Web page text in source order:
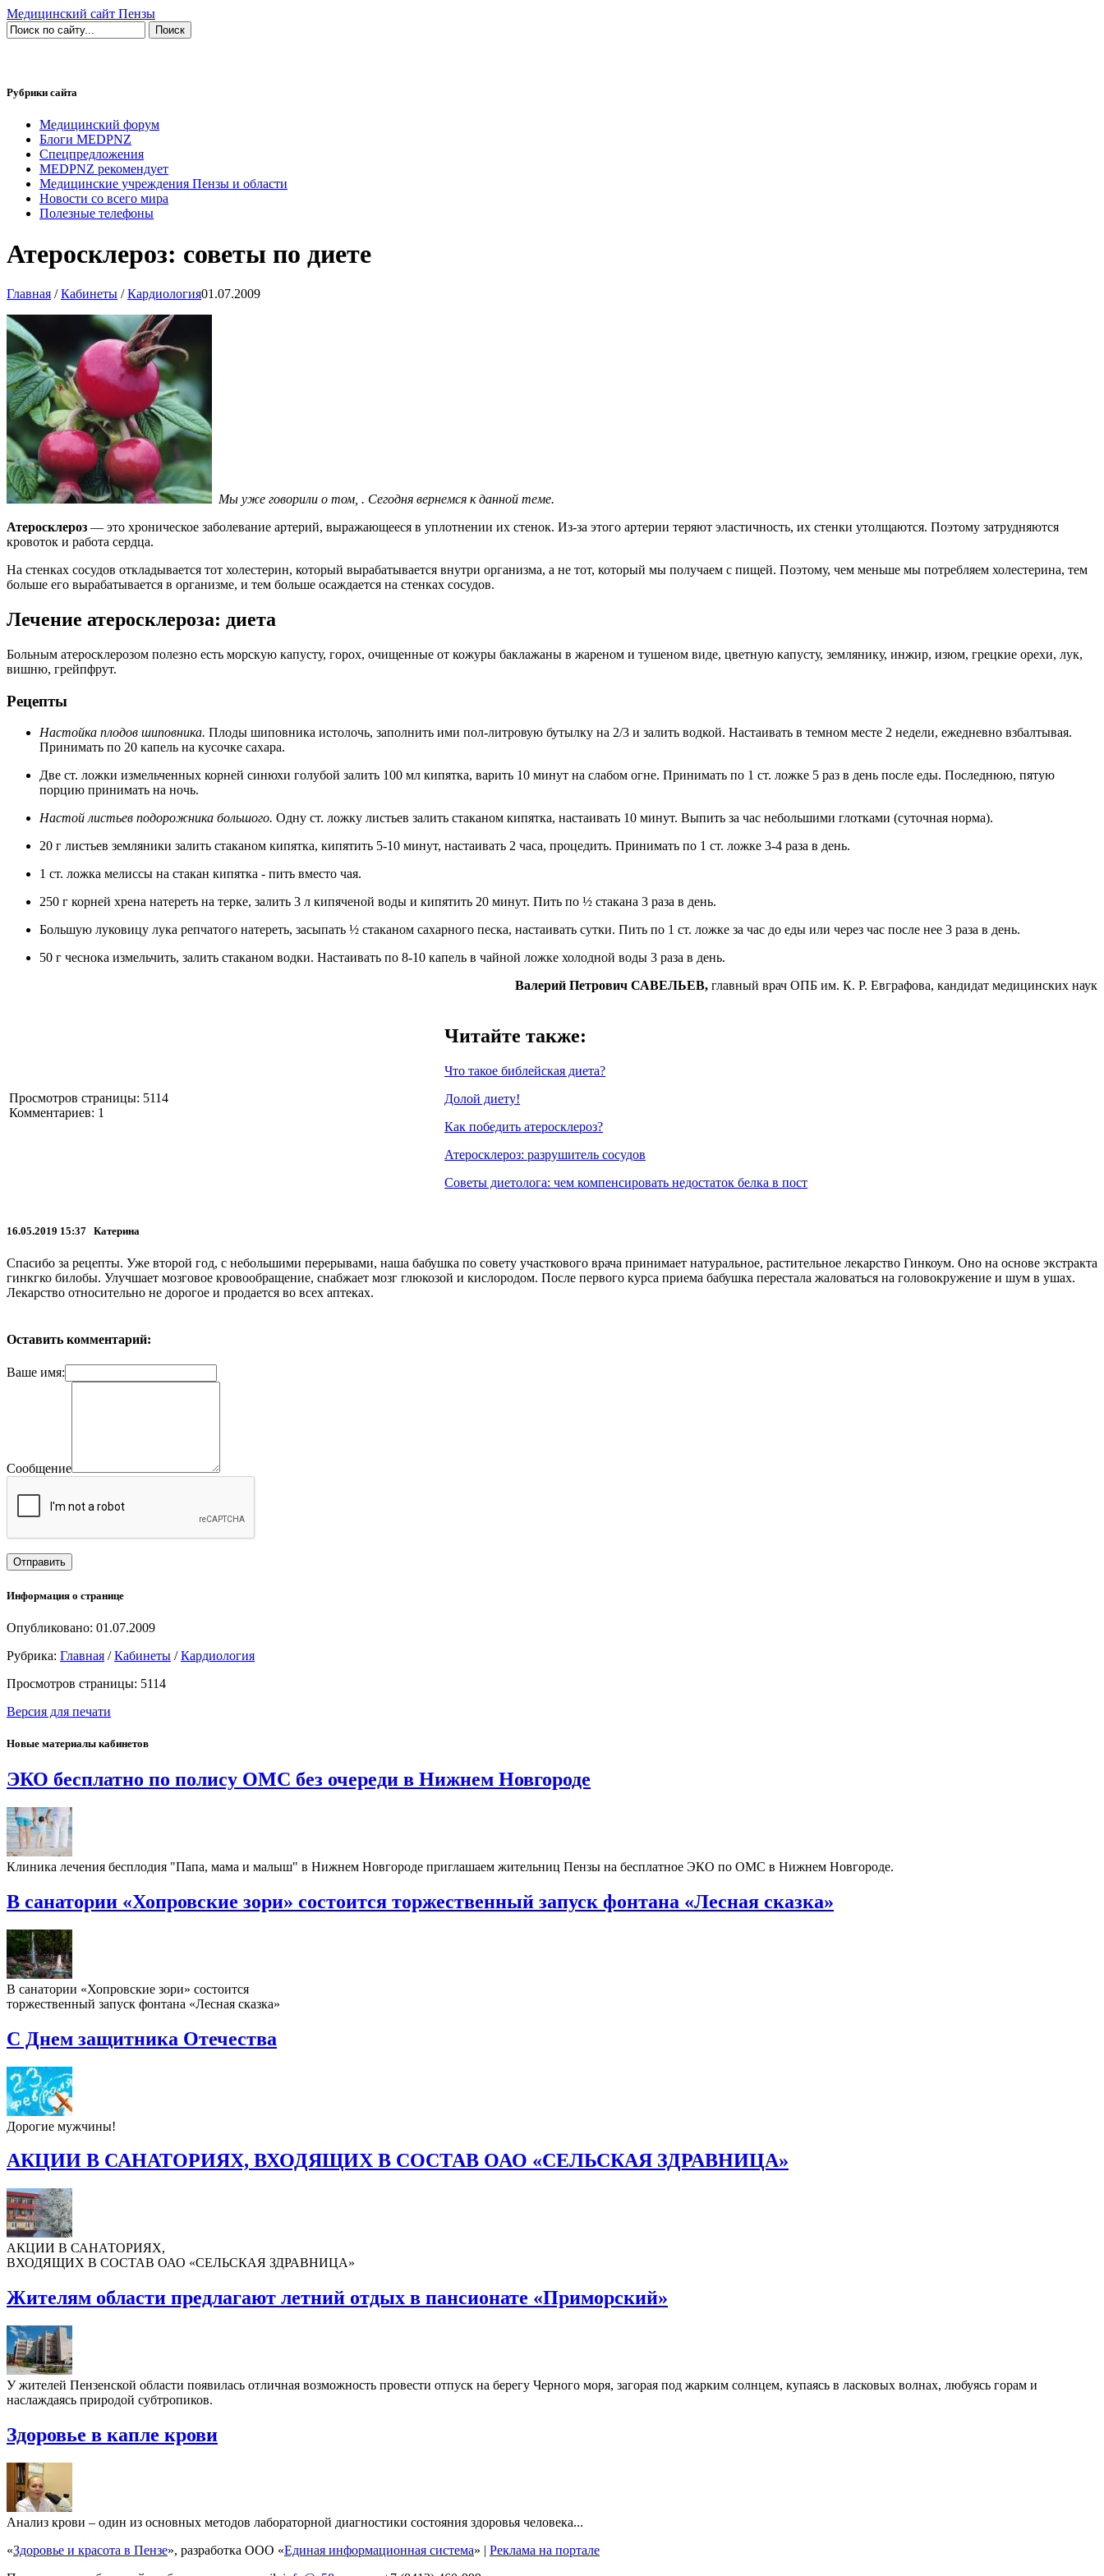
Медицинский сайт Пензы
Рубрики сайта
Медицинский форум
Блоги MEDPNZ
Спецпредложения
MEDPNZ рекомендует
Медицинские учреждения Пензы и области
Новости со всего мира
Полезные телефоны
Атеросклероз: советы по диете
Главная /Кабинеты /Кардиология01.07.2009
Мы уже говорили о том, . Сегодня вернемся к данной теме.
Атеросклероз — это хроническое заболевание артерий, выражающееся в уплотнении их стенок. Из-за этого артерии теряют эластичность, их стенки утолщаются. Поэтому затрудняются
кровоток и работа сердца.
На стенках сосудов откладывается тот холестерин, который вырабатывается внутри организма, а не тот, который мы получаем с пищей. Поэтому, чем меньше мы потребляем холестерина, тем
больше его вырабатывается в организме, и тем больше осаждается на стенках сосудов.
Лечение атеросклероза: диета
Больным атеросклерозом полезно есть морскую капусту, горох, очищенные от кожуры баклажаны в жареном и тушеном виде, цветную капусту, землянику, инжир, изюм, грецкие орехи, лук,
вишню, грейпфрут.
Рецепты
Настойка плодов шиповника. Плоды шиповника истолочь, заполнить ими пол-литровую бутылку на 2/3 и залить водкой. Настаивать в темном месте 2 недели, ежедневно взбалтывая.
Принимать по 20 капель на кусочке сахара.
Две ст. ложки измельченных корней синюхи голубой залить 100 мл кипятка, варить 10 минут на слабом огне. Принимать по 1 ст. ложке 5 раз в день после еды. Последнюю, пятую
порцию принимать на ночь.
Настой листьев подорожника большого. Одну ст. ложку листьев залить стаканом кипятка, настаивать 10 минут. Выпить за час небольшими глотками (суточная норма).
20 г листьев земляники залить стаканом кипятка, кипятить 5-10 минут, настаивать 2 часа, процедить. Принимать по 1 ст. ложке 3-4 раза в день.
1 ст. ложка мелиссы на стакан кипятка - пить вместо чая.
250 г корней хрена натереть на терке, залить 3 л кипяченой воды и кипятить 20 минут. Пить по ½ стакана 3 раза в день.
Большую луковицу лука репчатого натереть, засыпать ½ стаканом сахарного песка, настаивать сутки. Пить по 1 ст. ложке за час до еды или через час после нее 3 раза в день.
50 г чеснока измельчить, залить стаканом водки. Настаивать по 8-10 капель в чайной ложке холодной воды 3 раза в день.
Валерий Петрович САВЕЛЬЕВ, главный врач ОПБ им. К. Р. Евграфова, кандидат медицинских наук
Просмотров страницы: 5114
Комментариев: 1
Читайте также:
Что такое библейская диета?
Долой диету!
Как победить атеросклероз?
Атеросклероз: разрушитель сосудов
Советы диетолога: чем компенсировать недостаток белка в пост
16.05.2019 15:37 Катерина
Спасибо за рецепты. Уже второй год, с небольшими перерывами, наша бабушка по совету участкового врача принимает натуральное, растительное лекарство Гинкоум. Оно на основе экстракта
гинкгко билобы. Улучшает мозговое кровообращение, снабжает мозг глюкозой и кислородом. После первого курса приема бабушка перестала жаловаться на головокружение и шум в ушах.
Лекарство относительно не дорогое и продается во всех аптеках.
Оставить комментарий:
Ваше имя:
Сообщение
Информация о странице
Опубликовано: 01.07.2009
Рубрика: Главная /Кабинеты /Кардиология
Просмотров страницы: 5114
Версия для печати
Новые материалы кабинетов
ЭКО бесплатно по полису ОМС без очереди в Нижнем Новгороде
Клиника лечения бесплодия "Папа, мама и малыш" в Нижнем Новгороде приглашаем жительниц Пензы на бесплатное ЭКО по ОМС в Нижнем Новгороде.
В санатории «Хопровские зори» состоится торжественный запуск фонтана «Лесная сказка»
В санатории «Хопровские зори» состоится
торжественный запуск фонтана «Лесная сказка»
С Днем защитника Отечества
Дорогие мужчины!
АКЦИИ В САНАТОРИЯХ, ВХОДЯЩИХ В СОСТАВ ОАО «СЕЛЬСКАЯ ЗДРАВНИЦА»
АКЦИИ В САНАТОРИЯХ,
ВХОДЯЩИХ В СОСТАВ ОАО «СЕЛЬСКАЯ ЗДРАВНИЦА»
Жителям области предлагают летний отдых в пансионате «Приморский»
У жителей Пензенской области появилась отличная возможность провести отпуск на берегу Черного моря, загорая под жарким солнцем, купаясь в ласковых волнах, любуясь горам и
наслаждаясь природой субтропиков.
Здоровье в капле крови
Анализ крови – один из основных методов лабораторной диагностики состояния здоровья человека...
«Здоровье и красота в Пензе», разработка ООО «Единая информационная система» | Реклама на портале